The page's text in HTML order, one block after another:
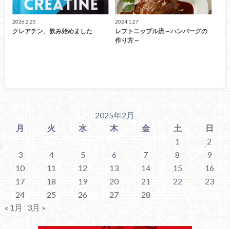
2026.2.25
クレアチン、飲み始めました
2024.1.27
レフトニップル流～ハンバーグの
作り方～
2025年2月
月
火 水 木 金 土
日
1
2
3
4 5 6 7 8
9
10
11 12 13 14 15
16
17
18 19 20 21 22
23
24
25 26 27
28
« 1月
3月 »